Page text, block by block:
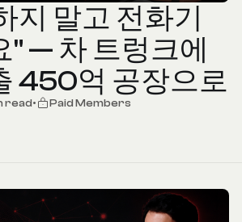
지 말고 전화기
" — 차 트렁크에
450억 공장으로
read•
Paid Members